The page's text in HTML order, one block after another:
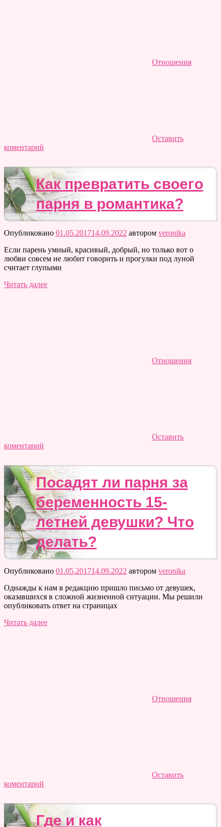
Отношения
Оставить
коментарий
Как превратить своего
парня в романтика?
Опубликовано 01.05.201714.09.2022 автором veronika
Если парень умный, красивый, добрый, но только вот о
любви совсем не любит говорить и прогулки под луной
считает глупыми
Читать далее
Отношения
Оставить
коментарий
Посадят ли парня за
беременность 15-
летней девушки? Что
делать?
Опубликовано 01.05.201714.09.2022 автором veronika
Однажды к нам в редакцию пришло письмо от девушек,
оказавшихся в сложной жизненной ситуации. Мы решили
опубликовать ответ на страницах
Читать далее
Отношения
Оставить
коментарий
Где и как